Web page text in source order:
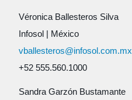
Véronica Ballesteros Silva
Infosol | México
vballesteros@infosol.com.mx
+52 555.560.1000
Sandra Garzón Bustamante